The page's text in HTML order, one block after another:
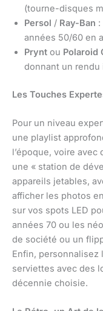
(tourne-disques
Persol / Ray-Ban
années 50/60 en
Prynt ou Polaroid
donnant un
Les Touches
Pour un niveau
une playlist
l’époque, voire
une « station de
appareils jetables,
afficher les photos
sur vos spots LED
années 70 ou les
de société ou un
Enfin, personnalisez
serviettes avec des
décennie choisie.